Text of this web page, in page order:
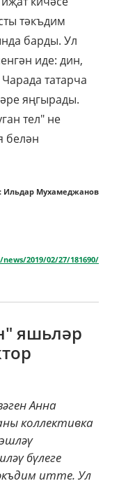
тәкъдим
барды. Ул
иде: дин,
татарча
яңгырады.
тел" не
белән
Ильдар Мухамеджанов
2019/02/27/181690/
яшьләр
Анна
коллективка
бүлеге
итте. Ул